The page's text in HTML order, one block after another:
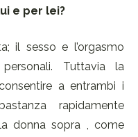
e per lei?
il sesso e l’orgasmo
Tuttavia la
a entrambi i
rapidamente
donna sopra , come